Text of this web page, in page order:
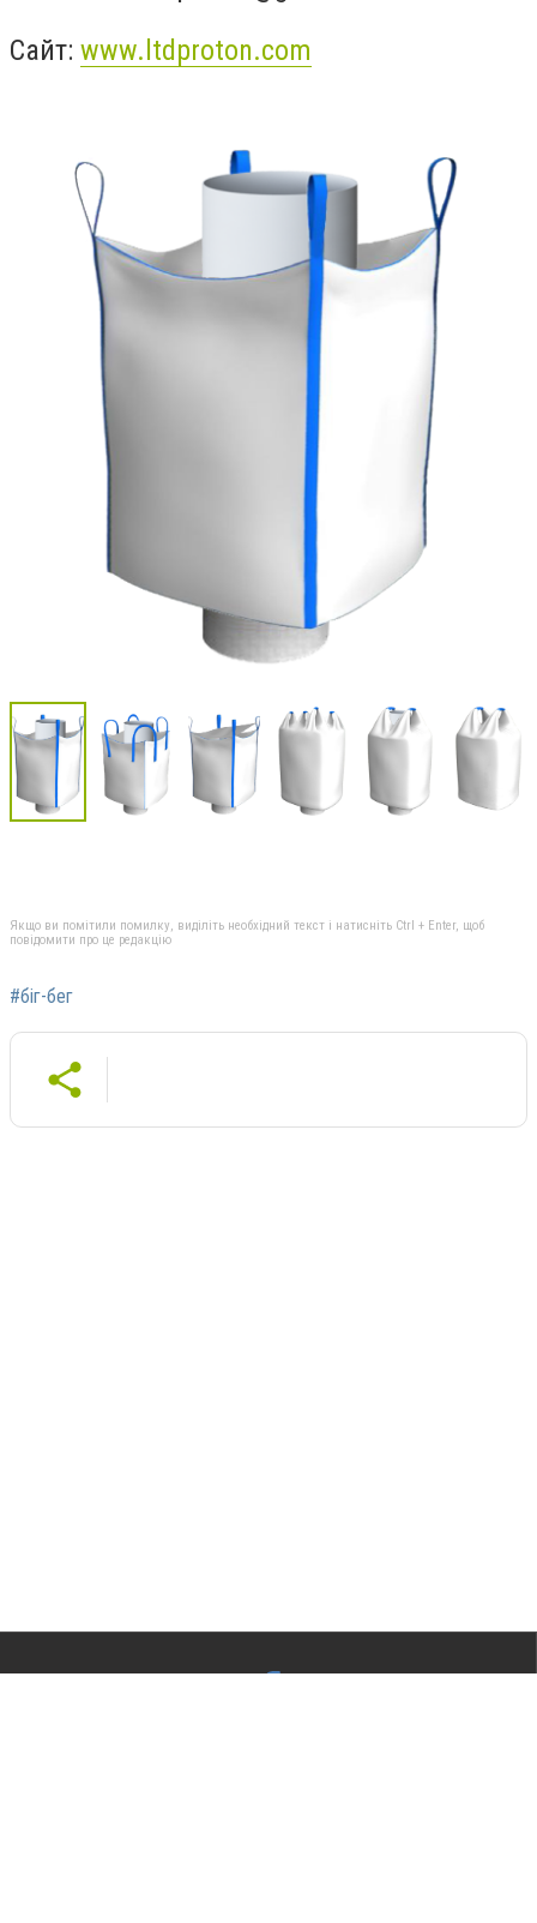
Сайт: www.ltdproton.com
Якщо ви помітили помилку, виділіть необхідний текст і натисніть Ctrl + Enter, щоб
повідомити про це редакцію
#біг-бег